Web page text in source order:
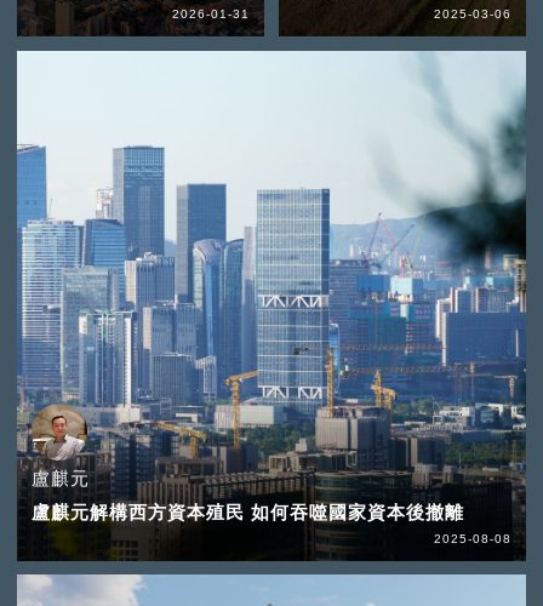
2026-01-31
盧麒元
盧麒元解構西方資本殖民 如何吞噬國家資本後撤離
2025-08-08
2025-03-06